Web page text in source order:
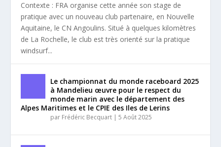
Contexte : FRA organise cette année son stage de
pratique avec un nouveau club partenaire, en Nouvelle
Aquitaine, le CN Angoulins. Situé à quelques kilomètres
de La Rochelle, le club est très orienté sur la pratique
windsurf...
Le championnat du monde raceboard 2025
à Mandelieu œuvre pour le respect du
monde marin avec le département des
Alpes Maritimes et le CPIE des Iles de Lerins
par Frédéric Becquart |5 Août 2025